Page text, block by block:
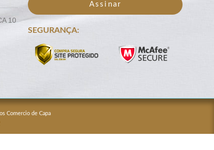
10
Assinar
SEGURANÇA:
Comercio de Capa